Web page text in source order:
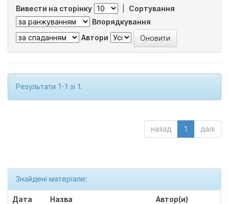
Вивести на сторінку
Сортування
Впорядкування
Автори
Результати 1-1 зі 1.
назад 1 далі
Знайдені матеріали:
Дата
Назва Автор(и)